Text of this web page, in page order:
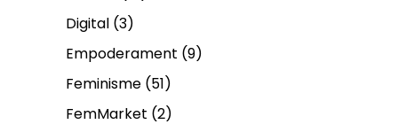
Digital (3)
Empoderament (9)
Feminisme (51)
FemMarket (2)